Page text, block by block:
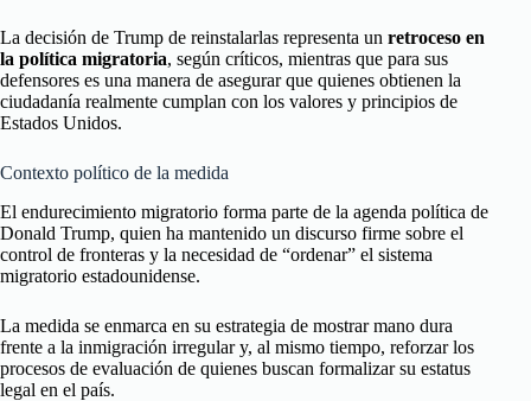
La decisión de Trump de reinstalarlas representa un retroceso en
la política migratoria, según críticos, mientras que para sus
defensores es una manera de asegurar que quienes obtienen la
ciudadanía realmente cumplan con los valores y principios de
Estados Unidos.
Contexto político de la medida
El endurecimiento migratorio forma parte de la agenda política de
Donald Trump, quien ha mantenido un discurso firme sobre el
control de fronteras y la necesidad de “ordenar” el sistema
migratorio estadounidense.
La medida se enmarca en su estrategia de mostrar mano dura
frente a la inmigración irregular y, al mismo tiempo, reforzar los
procesos de evaluación de quienes buscan formalizar su estatus
legal en el país.